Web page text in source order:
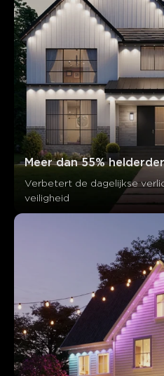
Meer dan 55%
Verbetert de dagelijkse
veiligheid